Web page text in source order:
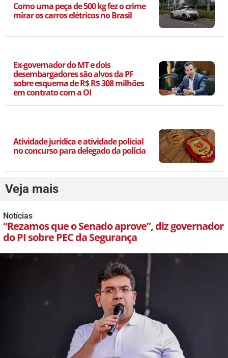
Como uma peça de 500 kg fez o crime
mirar os carros elétricos no Brasil
Ex-governador do MT e dois
desembargadores são alvos da PF
sobre esquema de R$ R$ 308 milhões
em contrato com a OI
Atividade jurídica e atividade policial
no concurso para delegado da polícia
Veja mais
Notícias
“Rezamos que o Senado aprove”, diz governador
do PI sobre PEC da Segurança